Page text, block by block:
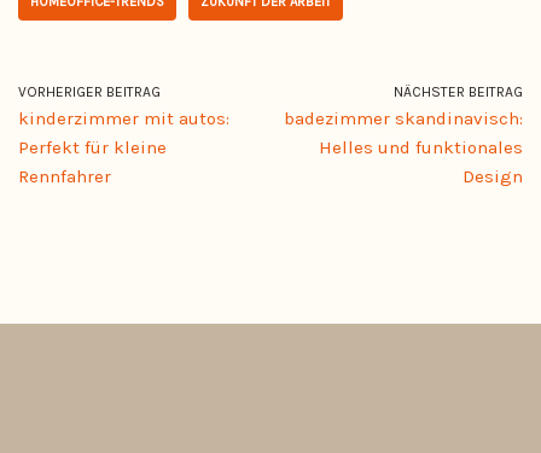
VORHERIGER BEITRAG
kinderzimmer mit autos:
Perfekt für kleine
Rennfahrer
NÄCHSTER BEITRAG
badezimmer skandinavisch:
Helles und funktionales
Design